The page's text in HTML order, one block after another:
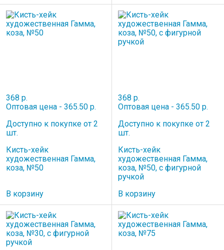
368 р.
Оптовая цена - 365.50 р.
Доступно к покупке от 2
шт.
Кисть-хейк
художественная Гамма,
коза, №50
В корзину
368 р.
Оптовая цена - 365.50 р.
Доступно к покупке от 2
шт.
Кисть-хейк
художественная Гамма,
коза, №50, с фигурной
ручкой
В корзину